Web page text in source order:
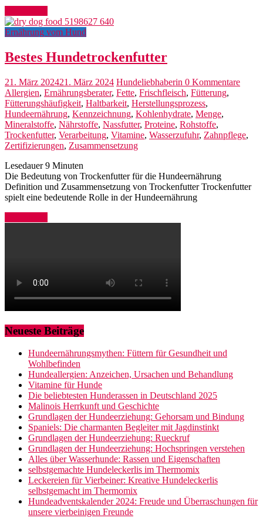
Ernährung vom Hund
Bestes Hundetrockenfutter
21. März 202421. März 2024 Hundeliebhaberin 0 Kommentare
Allergien, Ernährungsberater, Fette, Frischfleisch, Fütterung,
Fütterungshäufigkeit, Haltbarkeit, Herstellungsprozess,
Hundeernährung, Kennzeichnung, Kohlenhydrate, Menge,
Mineralstoffe, Nährstoffe, Nassfutter, Proteine, Rohstoffe,
Trockenfutter, Verarbeitung, Vitamine, Wasserzufuhr, Zahnpflege,
Zertifizierungen, Zusammensetzung
Lesedauer 9 Minuten
Die Bedeutung von Trockenfutter für die Hundeernährung
Definition und Zusammensetzung von Trockenfutter Trockenfutter
spielt eine bedeutende Rolle in der Hundeernährung
Neueste Beiträge
Hundeernährungsmythen: Füttern für Gesundheit und
Wohlbefinden
Hundeallergien: Anzeichen, Ursachen und Behandlung
Vitamine für Hunde
Die beliebtesten Hunderassen in Deutschland 2025
Malinois Herrkunft und Geschichte
Grundlagen der Hundeerziehung: Gehorsam und Bindung
Spaniels: Die charmanten Begleiter mit Jagdinstinkt
Grundlagen der Hundeerziehung: Rueckruf
Grundlagen der Hundeerziehung: Hochspringen verstehen
Alles über Wasserhunde: Rassen und Eigenschaften
selbstgemachte Hundeleckerlis im Thermomix
Leckereien für Vierbeiner: Kreative Hundeleckerlis
selbstgemacht im Thermomix
Hundeadventskalender 2024: Freude und Überraschungen für
unsere vierbeinigen Freunde